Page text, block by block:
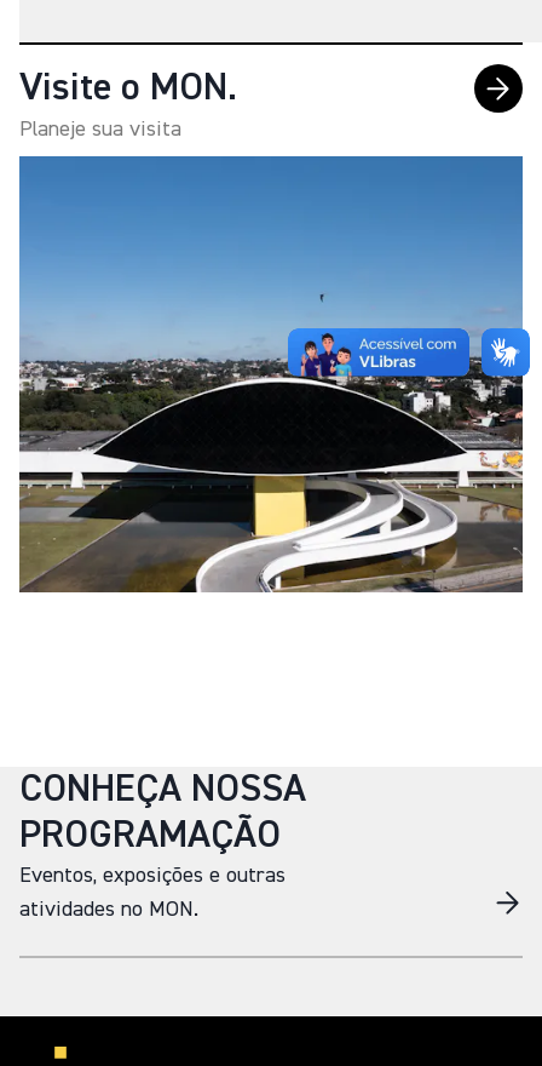
Visite o MON.
Planeje sua visita
CONHEÇA NOSSA
PROGRAMAÇÃO
Eventos, exposições e outras
atividades no MON.